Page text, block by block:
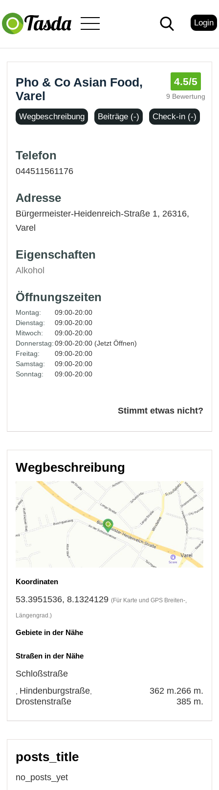
Login
Pho & Co Asian Food,
Varel
4.5/5
9 Bewertung
Wegbeschreibung Beiträge (-) Check-in (-)
Telefon
044511561176
Adresse
Bürgermeister-Heidenreich-Straße 1, 26316,
Varel
Eigenschaften
Alkohol
Öffnungszeiten
Montag:
09:00-20:00
Dienstag:
09:00-20:00
Mitwoch:
09:00-20:00
Donnerstag: 09:00-20:00 (Jetzt Öffnen)
Freitag:
09:00-20:00
Samstag:
09:00-20:00
Sonntag:
09:00-20:00
Stimmt etwas nicht?
Wegbeschreibung
Koordinaten
53.3951536, 8.1324129 (Für Karte und GPS Breiten-,
Längengrad.)
Gebiete in der Nähe
Straßen in der Nähe
Schloßstraße
266 m.
Hindenburgstraße 362 m.
Drostenstraße 385 m.
posts_title
no_posts_yet